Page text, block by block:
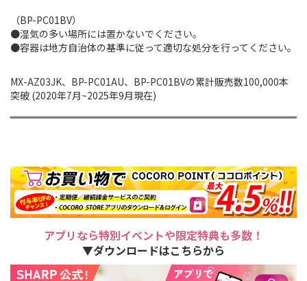
（BP-PC01BV）
●湿気の多い場所には置かないでください。
●容器は地方自治体の基準に従って適切な処分を行ってください。
MX-AZ03JK、BP-PC01AU、BP-PC01BVの累計販売数100,000本
突破 (2020年7月~2025年9月現在)
アプリなら特別イベントや限定特典も多数！
▼ダウンロードはこちらから